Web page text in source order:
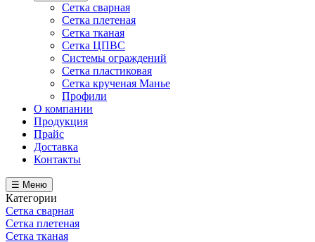
Сетка сварная
Сетка плетеная
Сетка тканая
Сетка ЦПВС
Системы ограждений
Сетка пластиковая
Сетка крученая Манье
Профили
О компании
Продукция
Прайс
Доставка
Контакты
☰ Меню
Категории
Сетка сварная
Сетка плетеная
Сетка тканая